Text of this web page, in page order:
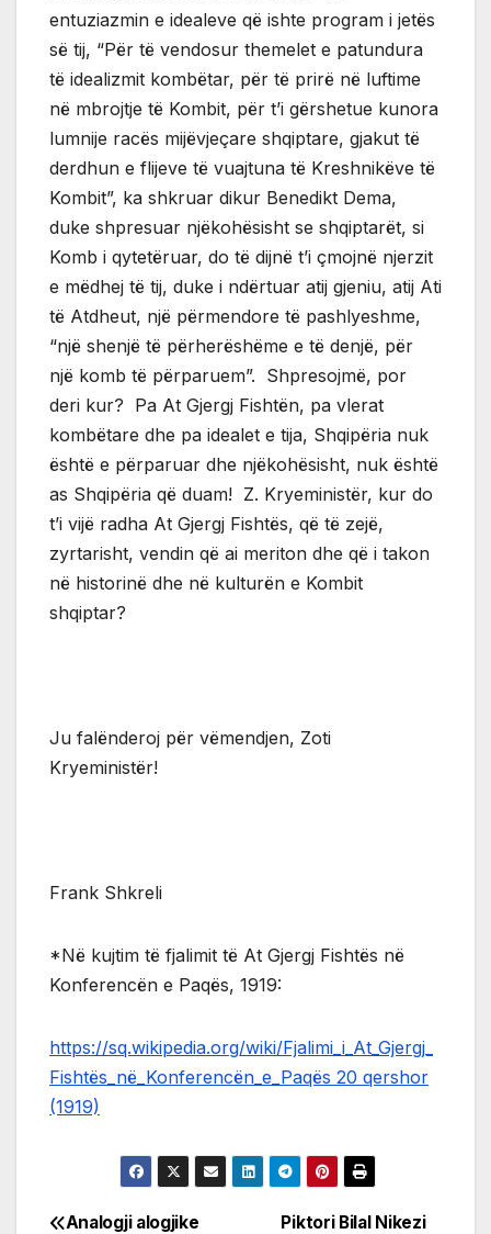
entuziazmin e idealeve që ishte program i jetës
së tij, “Për të vendosur themelet e patundura
të idealizmit kombëtar, për të prirë në luftime
në mbrojtje të Kombit, për t’i gërshetue kunora
lumnije racës mijëvjeçare shqiptare, gjakut të
derdhun e flijeve të vuajtuna të Kreshnikëve të
Kombit”, ka shkruar dikur Benedikt Dema,
duke shpresuar njëkohësisht se shqiptarët, si
Komb i qytetëruar, do të dijnë t’i çmojnë njerzit
e mëdhej të tij, duke i ndërtuar atij gjeniu, atij Ati
të Atdheut, një përmendore të pashlyeshme,
“një shenjë të përherëshëme e të denjë, për
një komb të përparuem”. Shpresojmë, por
deri kur? Pa At Gjergj Fishtën, pa vlerat
kombëtare dhe pa idealet e tija, Shqipëria nuk
është e përparuar dhe njëkohësisht, nuk është
as Shqipëria që duam! Z. Kryeministër, kur do
t’i vijë radha At Gjergj Fishtës, që të zejë,
zyrtarisht, vendin që ai meriton dhe që i takon
në historinë dhe në kulturën e Kombit
shqiptar?
Ju falënderoj për vëmendjen, Zoti
Kryeministër!
Frank Shkreli
*Në kujtim të fjalimit të At Gjergj Fishtës në
Konferencën e Paqës, 1919:
https://sq.wikipedia.org/wiki/Fjalimi_i_At_Gjergj_
Fishtës_në_Konferencën_e_Paqës 20 qershor
(1919)
Piktori Bilal Nikezi
Analogji alogjike